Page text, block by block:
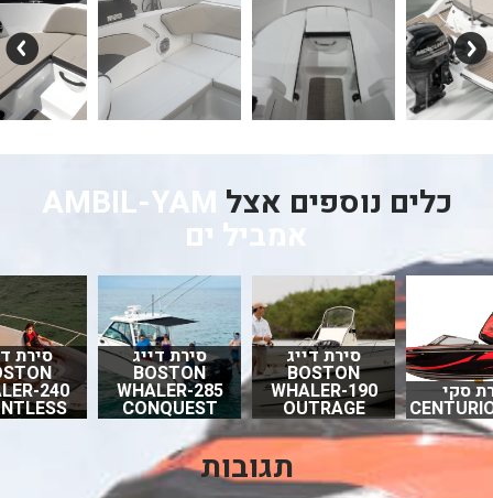
כלים נוספים אצל AMBIL-YAM
אמביל ים
סקי
סירת דייג
BOSTON
WHALER-190
OUTRAGE
סירת דייג
BOSTON
WHALER-285
CONQUEST
סירת
240
תגובות